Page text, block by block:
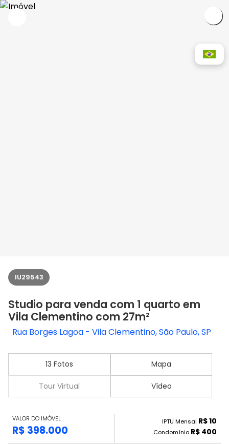
IU29543
Studio para venda com 1 quarto em
Vila Clementino com 27m²
Rua Borges Lagoa - Vila Clementino, São Paulo, SP
13 Fotos Mapa
Tour Virtual Vídeo
VALOR DO IMÓVEL
R$ 398.000
IPTU Mensal R$ 10
Condomínio R$ 400